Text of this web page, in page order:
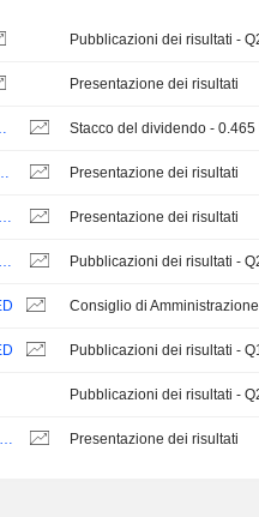
Presentazione dei risultati
Presentazione dei risultati
Presentazione dei risultati
Consiglio di Amministrazione
Presentazione dei risultati